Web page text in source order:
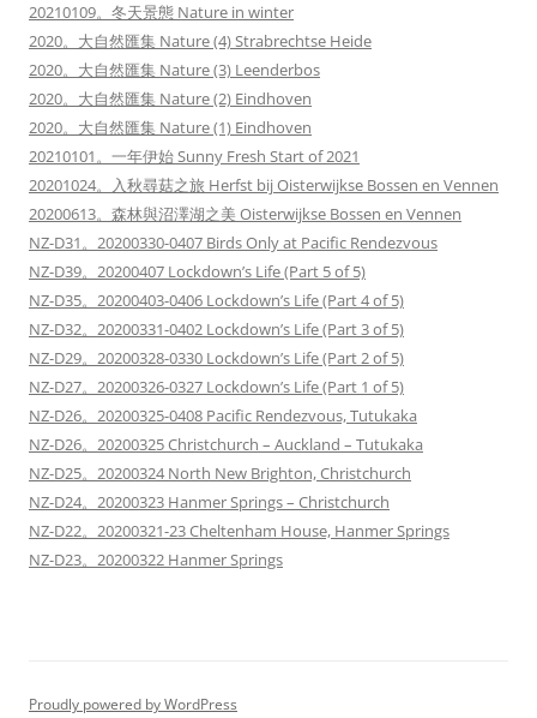
20210109。冬天景態 Nature in winter
2020。大自然匯集 Nature (4) Strabrechtse Heide
2020。大自然匯集 Nature (3) Leenderbos
2020。大自然匯集 Nature (2) Eindhoven
2020。大自然匯集 Nature (1) Eindhoven
20210101。一年伊始 Sunny Fresh Start of 2021
20201024。入秋尋菇之旅 Herfst bij Oisterwijkse Bossen en Vennen
20200613。森林與沼澤湖之美 Oisterwijkse Bossen en Vennen
NZ-D31。20200330-0407 Birds Only at Pacific Rendezvous
NZ-D39。20200407 Lockdown’s Life (Part 5 of 5)
NZ-D35。20200403-0406 Lockdown’s Life (Part 4 of 5)
NZ-D32。20200331-0402 Lockdown’s Life (Part 3 of 5)
NZ-D29。20200328-0330 Lockdown’s Life (Part 2 of 5)
NZ-D27。20200326-0327 Lockdown’s Life (Part 1 of 5)
NZ-D26。20200325-0408 Pacific Rendezvous, Tutukaka
NZ-D26。20200325 Christchurch – Auckland – Tutukaka
NZ-D25。20200324 North New Brighton, Christchurch
NZ-D24。20200323 Hanmer Springs – Christchurch
NZ-D22。20200321-23 Cheltenham House, Hanmer Springs
NZ-D23。20200322 Hanmer Springs
Proudly powered by WordPress